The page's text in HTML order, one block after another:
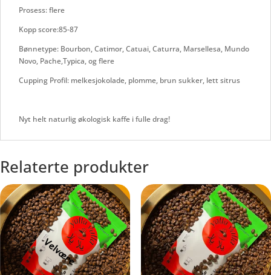
Prosess: flere
Kopp score:85-87
Bønnetype: Bourbon, Catimor, Catuai, Caturra, Marsellesa, Mundo
Novo, Pache,Typica, og flere
Cupping Profil: melkesjokolade, plomme, brun sukker, lett sitrus
Nyt helt naturlig økologisk kaffe i fulle drag!
Relaterte produkter